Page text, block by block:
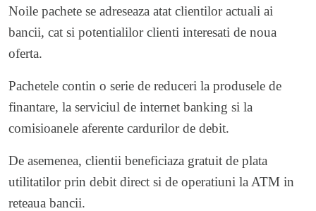
Noile pachete se adreseaza atat clientilor actuali ai
bancii, cat si potentialilor clienti interesati de noua
oferta.
Pachetele contin o serie de reduceri la produsele de
finantare, la serviciul de internet banking si la
comisioanele aferente cardurilor de debit.
De asemenea, clientii beneficiaza gratuit de plata
utilitatilor prin debit direct si de operatiuni la ATM in
reteaua bancii.